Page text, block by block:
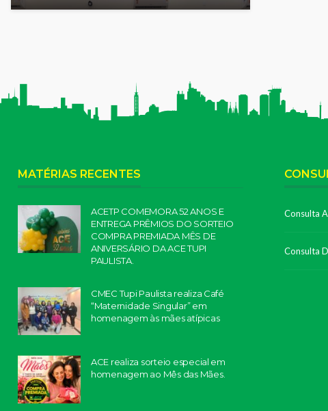
MATÉRIAS RECENTES
ACETP COMEMORA 52 ANOS E
ENTREGA PRÊMIOS DO SORTEIO
COMPRA PREMIADA MÊS DE
ANIVERSÁRIO DA ACE TUPI
PAULISTA.
CMEC Tupi Paulista realiza Café
“Maternidade Singular” em
homenagem às mães atípicas
ACE realiza sorteio especial em
homenagem ao Mês das Mães.
Consulta
Consulta